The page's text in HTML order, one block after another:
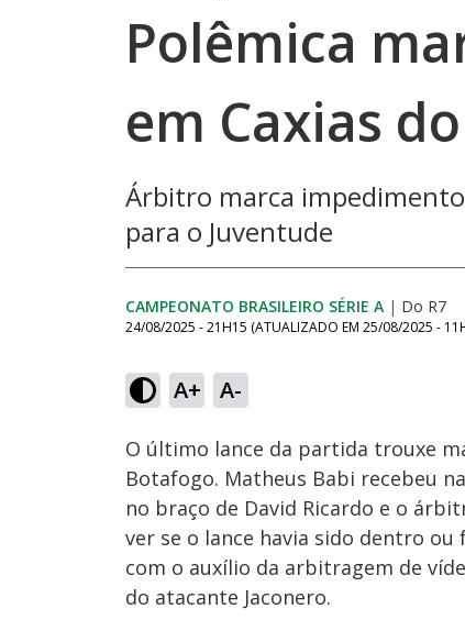
Polêmica
em Caxias
Árbitro marca
para o Juventude
CAMPEONATO BRASILEIRO SÉRIE A | Do R7
24/08/2025 - 21H15 (ATUALIZADO EM 25/08/2025 -
A+ A-
Ativar
Som
21.55%
O último lance da partida trouxe
Botafogo. Matheus Babi recebeu
no braço de David Ricardo e o
ver se o lance havia sido dentro ou
com o auxílio da arbitragem de
do atacante Jaconero.